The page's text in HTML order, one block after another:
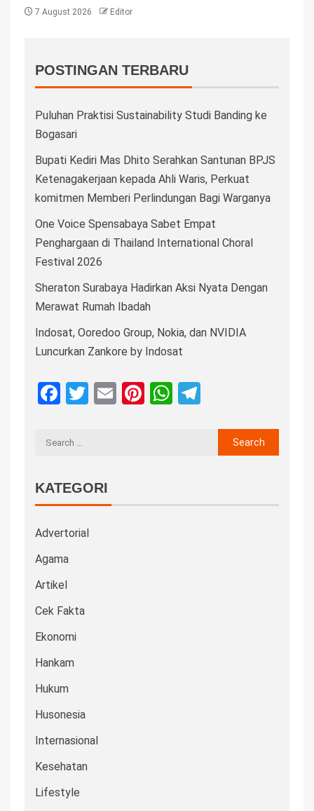
7 August 2026 Editor
POSTINGAN TERBARU
Puluhan Praktisi Sustainability Studi Banding ke
Bogasari
Bupati Kediri Mas Dhito Serahkan Santunan BPJS
Ketenagakerjaan kepada Ahli Waris, Perkuat
komitmen Memberi Perlindungan Bagi Warganya
One Voice Spensabaya Sabet Empat
Penghargaan di Thailand International Choral
Festival 2026
Sheraton Surabaya Hadirkan Aksi Nyata Dengan
Merawat Rumah Ibadah
Indosat, Ooredoo Group, Nokia, dan NVIDIA
Luncurkan Zankore by Indosat
Facebook
Twitter
EmailPinterest
WhatsApp
KATEGORI
Advertorial
Agama
Artikel
Cek Fakta
Ekonomi
Hankam
Hukum
Husonesia
Internasional
Kesehatan
Lifestyle